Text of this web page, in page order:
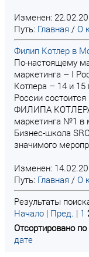
Изменен:
Путь: Главная / О
Филип Котлер в
По-настоящему
маркетинга – I
Котлера – 14 и 15
России
ФИЛИПА КОТЛЕРА
маркетинга №1 в
Бизнес-школа
значимого
Изменен:
Путь: Главная / О
Результаты
Начало | Пред. | 1
Отсортировано
дате